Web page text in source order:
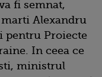
fi semnat,
Alexandru
pentru Proiecte
In ceea ce
ministrul